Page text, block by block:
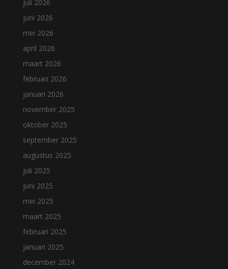
juli 2026
juni 2026
mei 2026
april 2026
maart 2026
februari 2026
januari 2026
november 2025
oktober 2025
september 2025
augustus 2025
juli 2025
juni 2025
mei 2025
maart 2025
februari 2025
januari 2025
december 2024